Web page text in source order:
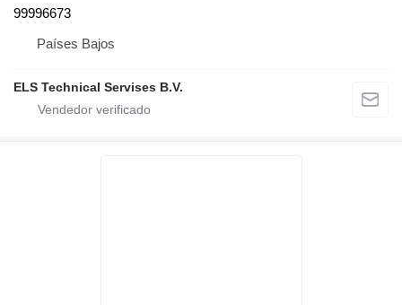
99996673
Países Bajos
ELS Technical Servises B.V.